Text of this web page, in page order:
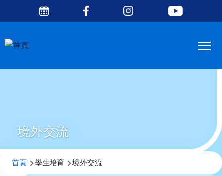
移至主內容
Media
境外交流
導
首頁 學生培育 境外交流